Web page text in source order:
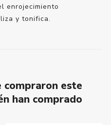
enrojecimiento
y tonifica.
compraron este
han comprado